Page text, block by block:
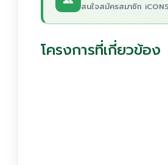
สนใจสมัครสมาชิก
โครงการที่เกี่ยวข้อง